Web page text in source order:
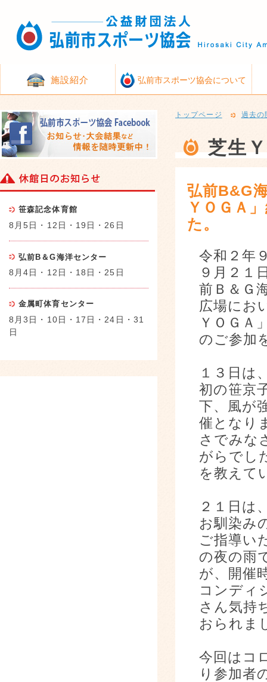
施設紹介 弘前市スポーツ協会について
トップページ 過去の
芝生
弘前B&G
ＹＯＧＡ
た。
令和２年
９月２１
前Ｂ＆Ｇ
広場にお
ＹＯＧＡ
のご参加
１３日は
初の笹京
下、風が
催となり
さでみな
がらでし
を教えて
２１日は
お馴染み
ご指導い
の夜の雨
が、開催
コンディ
さん気持
おられま
今回はコ
り参加者
笹森記念体育館
8月5日・12日・19日・26日
弘前B＆G海洋センター
8月4日・12日・18日・25日
金属町体育センター
8月3日・10日・17日・24日・31
日